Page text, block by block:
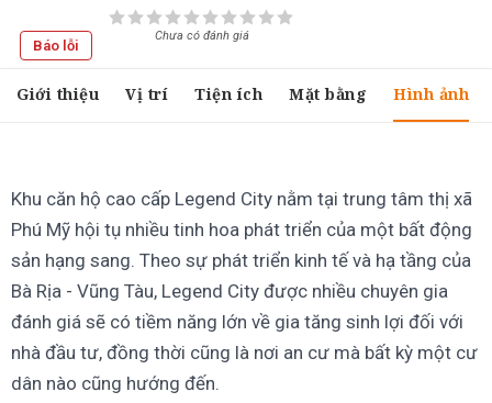
Báo lỗi
Chưa có đánh giá
Giới thiệu Vị trí Tiện ích Mặt bằng Hình ảnh
Khu căn hộ cao cấp Legend City nằm tại trung tâm thị xã
Phú Mỹ hội tụ nhiều tinh hoa phát triển của một bất động
sản hạng sang. Theo sự phát triển kinh tế và hạ tầng của
Bà Rịa - Vũng Tàu, Legend City được nhiều chuyên gia
đánh giá sẽ có tiềm năng lớn về gia tăng sinh lợi đối với
nhà đầu tư, đồng thời cũng là nơi an cư mà bất kỳ một cư
dân nào cũng hướng đến.